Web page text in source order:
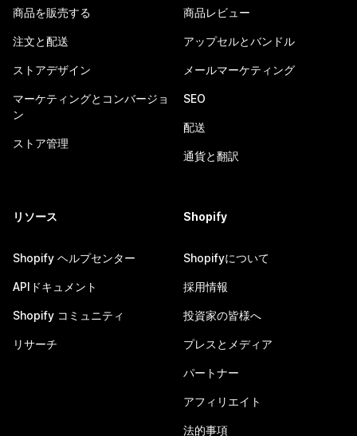
商品を販売する
注文と配送
ストアデザイン
マーケティングとコンバージョ
ン
ストア管理
商品レビュー
アップセルとバンドル
メールマーケティング
SEO
配送
通貨と翻訳
リソース
Shopify ヘルプセンター
APIドキュメント
Shopify コミュニティ
リサーチ
Shopify
Shopifyについて
採用情報
投資家の皆様へ
プレスとメディア
パートナー
アフィリエイト
法的事項